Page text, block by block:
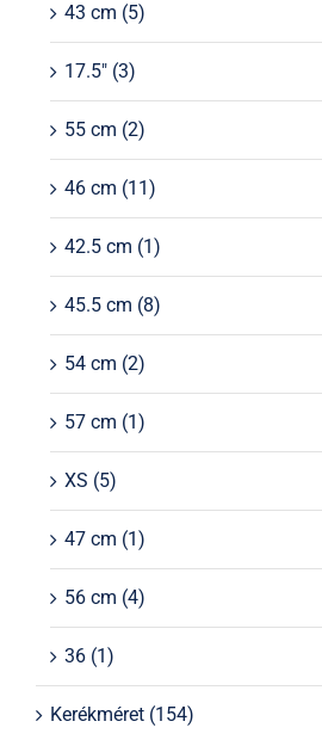
43 cm (5)
17.5" (3)
55 cm (2)
46 cm (11)
42.5 cm (1)
45.5 cm (8)
54 cm (2)
57 cm (1)
XS (5)
47 cm (1)
56 cm (4)
36 (1)
Kerékméret (154)